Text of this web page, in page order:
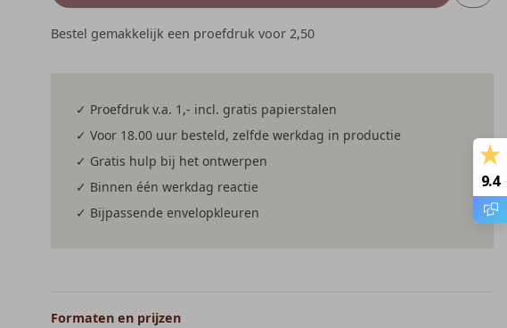
Bestel gemakkelijk een proefdruk voor 2,50
✓ Proefdruk v.a. 1,- incl. gratis papierstalen
✓ Voor 18.00 uur besteld, zelfde werkdag in productie
✓ Gratis hulp bij het ontwerpen
✓ Binnen één werkdag reactie
✓ Bijpassende envelopkleuren
Formaten en prijzen
9.4